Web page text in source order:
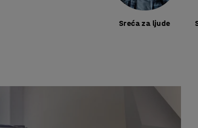
Sreća za ljude